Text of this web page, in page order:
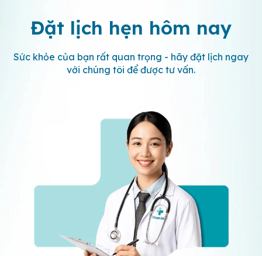
Đặt lịch hẹn hôm nay
Sức khỏe của bạn rất quan trọng - hãy đặt lịch ngay
với chúng tôi để được tư vấn.